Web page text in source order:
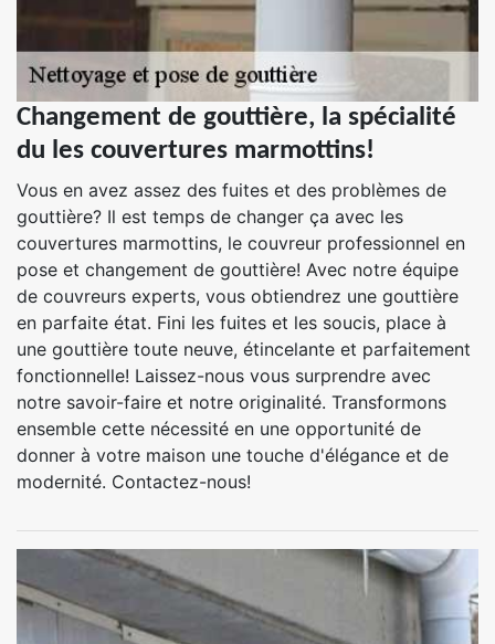
Changement de gouttière, la spécialité
du les couvertures marmottins!
Vous en avez assez des fuites et des problèmes de
gouttière? Il est temps de changer ça avec les
couvertures marmottins, le couvreur professionnel en
pose et changement de gouttière! Avec notre équipe
de couvreurs experts, vous obtiendrez une gouttière
en parfaite état. Fini les fuites et les soucis, place à
une gouttière toute neuve, étincelante et parfaitement
fonctionnelle! Laissez-nous vous surprendre avec
notre savoir-faire et notre originalité. Transformons
ensemble cette nécessité en une opportunité de
donner à votre maison une touche d'élégance et de
modernité. Contactez-nous!